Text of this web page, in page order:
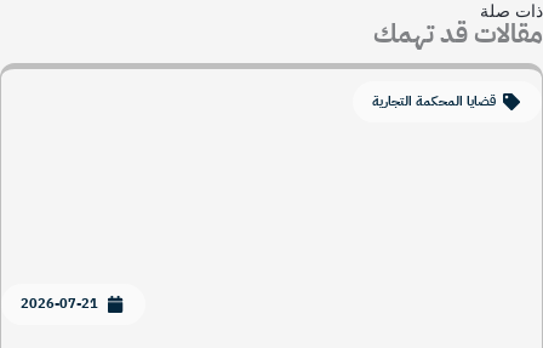
صلة
قد تهمك
قضايا المحكمة التجارية
2026-07-21